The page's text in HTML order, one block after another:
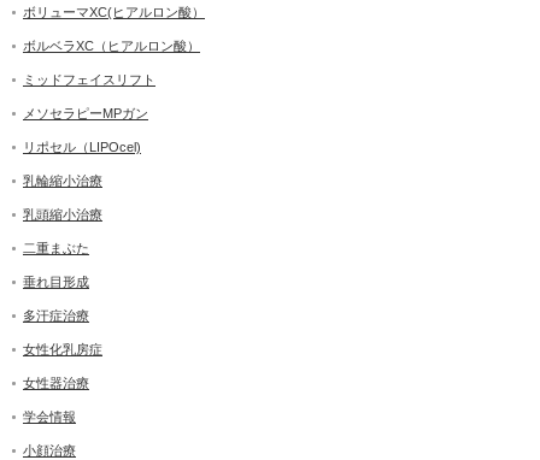
ボリューマXC(ヒアルロン酸）
ボルベラXC（ヒアルロン酸）
ミッドフェイスリフト
メソセラピーMPガン
リポセル（LIPOcel)
乳輪縮小治療
乳頭縮小治療
二重まぶた
垂れ目形成
多汗症治療
女性化乳房症
女性器治療
学会情報
小顔治療